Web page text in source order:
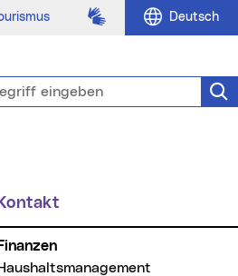
Gebärdensprache
Deutsch
eingeben
Kontakt
Finanzen